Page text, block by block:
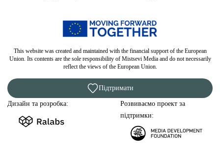
This website was created and maintained with the financial support of the European
Union. Its contents are the sole responsibility of Mistsevi Media and do not necessarily
reflect the views of the European Union.
Підтримати
Дизайн та розробка:
Розвиваємо проект за
підтримки: